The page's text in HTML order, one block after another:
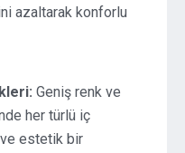
azaltarak konforlu
Geniş renk ve
her türlü iç
estetik bir